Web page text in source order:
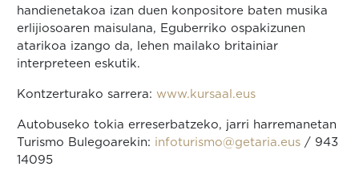
handienetakoa izan duen konpositore baten musika
erlijiosoaren maisulana, Eguberriko ospakizunen
atarikoa izango da, lehen mailako britainiar
interpreteen eskutik.
Kontzerturako sarrera: www.kursaal.eus
Autobuseko tokia erreserbatzeko, jarri harremanetan
Turismo Bulegoarekin: infoturismo@getaria.eus/ 943
14095